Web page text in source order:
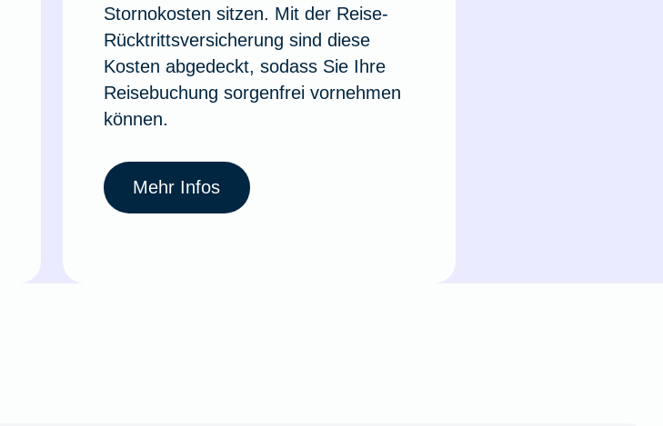
Stornokosten sitzen. Mit der Reise-
Rücktrittsversicherung sind diese
Kosten abgedeckt, sodass Sie Ihre
Reisebuchung sorgenfrei vornehmen
können.
Mehr Infos